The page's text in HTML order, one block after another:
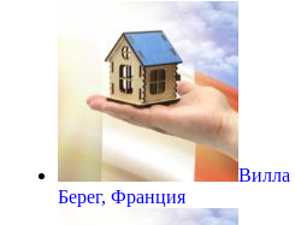
Вилла
Берег, Франция